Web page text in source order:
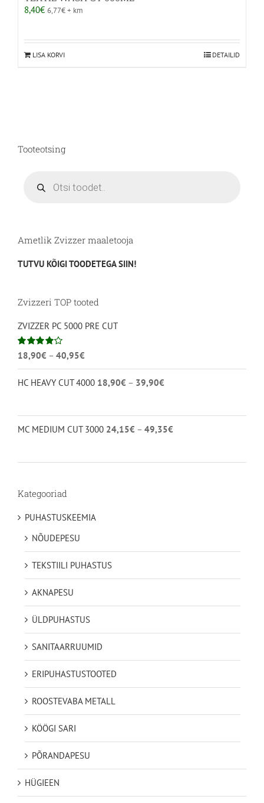
8,40€ 6,77€+ km
LISA KORVI DETAILID
Tooteotsing
search
Ametlik Zvizzer maaletooja
TUTVU KÕIGI TOODETEGA SIIN!
Zvizzeri TOP tooted
ZVIZZER PC 5000 PRE CUT
Hinnanguga
4.00
18,90€ – 40,95€
18,90€
kuni
HC HEAVY CUT 4000 18,90€ – 39,90€
39,90€
MC MEDIUM CUT 3000 24,15€ – 49,35€
Kategooriad
PUHASTUSKEEMIA
NÕUDEPESU
TEKSTIILI PUHASTUS
AKNAPESU
ÜLDPUHASTUS
SANITAARRUUMID
ERIPUHASTUSTOOTED
ROOSTEVABA METALL
KÖÖGI SARI
PÕRANDAPESU
HÜGIEEN